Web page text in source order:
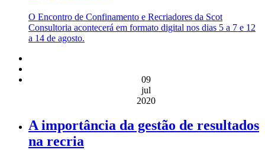
O Encontro de Confinamento e Recriadores da Scot
Consultoria acontecerá em formato digital nos dias 5 a 7 e 12
a 14 de agosto.
09
jul
2020
A importância da gestão de resultados
na recria